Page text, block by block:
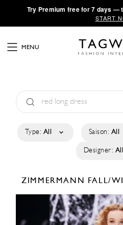
·Try Premium free for 7 days —
START
MENU
Type: All Saison: All
Designer: All
ZIMMERMANN FALL/